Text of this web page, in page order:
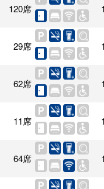
120席
29席
62席
11席
64席